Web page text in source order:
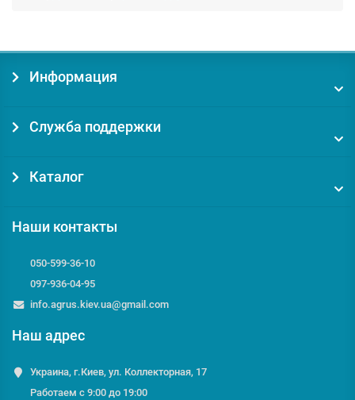
Информация
Служба поддержки
Каталог
Наши контакты
050-599-36-10
097-936-04-95
info.agrus.kiev.ua@gmail.com
Наш адрес
Украина, г.Киев, ул. Коллекторная, 17
Работаем с 9:00 до 19:00